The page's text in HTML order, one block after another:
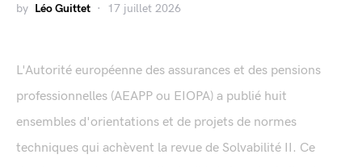
by Léo Guittet 17 juillet 2026
L'Autorité européenne des assurances et des pensions
professionnelles (AEAPP ou EIOPA) a publié huit
ensembles d'orientations et de projets de normes
techniques qui achèvent la revue de Solvabilité II. Ce